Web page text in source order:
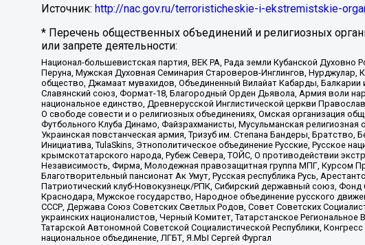
Источник: http://nac.gov.ru/terroristicheskie-i-ekstremistskie-
* Перечень общественных объединений и религиозных
или запрете деятельности:
Национал-большевистская партия, ВЕК РА, Рада земли Кубанской
Перуна, Мужская Духовная Семинария Староверов-Инглингов, Нурджулар,
общество, Джамаат мувахидов, Объединенный Вилайат Кабарды, Балкарии
Славянский союз, Формат-18, Благородный Орден Дьявола, Армия воли
национальное единство, Древнерусской Инглистической церкви
О свободе совести и о религиозных объединениях, Омская организация
Футбольного Клуба Динамо, Файзрахманисты, Мусульманская
Украинская повстанческая армия, Тризуб им. Степана Бандеры,
Инициатива, TulaSkins, Этнополитическое объединение Русские, Русское
крымскотатарского народа, Рубеж Севера, ТОЙС, О противодействии
Независимость, Фирма, Молодежная правозащитная группа МПГ, Курсом
Благотворительный пансионат Ак Умут, Русская республика Русь,
Патриотический клуб-Новокузнецк/РПК, Сибирский державный союз,
Краснодара, Мужское государство, Народное объединение русского
СССР, Держава Союз Советских Светлых Родов, Совет Советских
украинских националистов, Черный Комитет, Татарстанское
Татарской Автономной Советской Социалистической Республики,
национальное объединение, ЛГБТ, Я.МЫ Сергей Фургал